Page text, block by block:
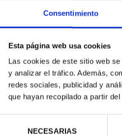
Consentimiento
Esta página web usa cookies
Las cookies de este sitio web
y analizar el tráfico. Además,
redes sociales, publicidad y
que hayan recopilado a partir
NECESARIAS
ORDENAR POR:
2 Productos